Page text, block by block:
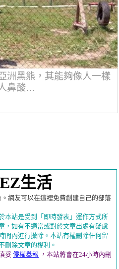
洲黑熊，其能夠像人一樣
鼻酸…
生活
網友可以在這裡免費創建自己的部落
本站是受到「即時發表」運作方式所
，如有不適當或對於文章出處有疑慮
間內進行撤除。本站有權刪除任何留
刪除文章的權利。
妥 侵權舉報 ，本站將會在24小時內刪